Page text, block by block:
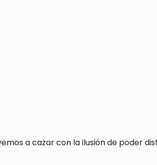
a cazar con la ilusión de poder